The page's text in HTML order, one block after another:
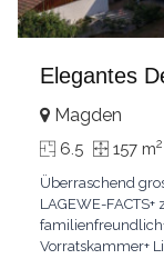
Elegantes
Magden
6.5 157 m2
Überraschend
LAGEWE-
Vorratskammer+